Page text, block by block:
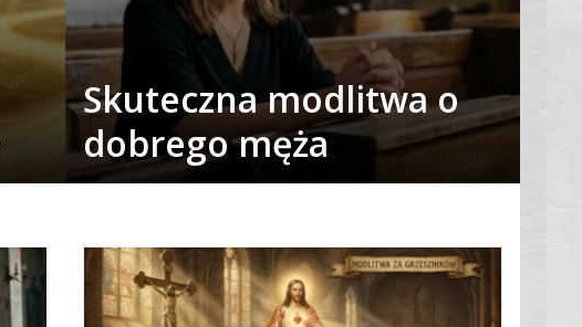
Skuteczna modlitwa o
dobrego męża